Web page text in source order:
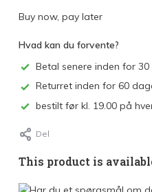
Buy now, pay later
Hvad kan du forvente?
Betal senere inden for
Returret inden for 60
bestilt før kl. 19.00 på
Del
This product is